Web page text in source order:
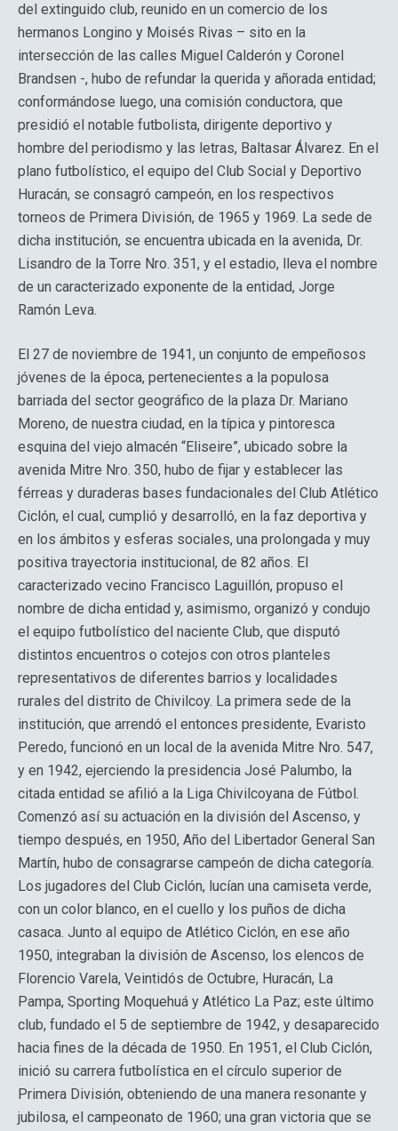
del extinguido club, reunido en un comercio de los
hermanos Longino y Moisés Rivas – sito en la
intersección de las calles Miguel Calderón y Coronel
Brandsen -, hubo de refundar la querida y añorada entidad;
conformándose luego, una comisión conductora, que
presidió el notable futbolista, dirigente deportivo y
hombre del periodismo y las letras, Baltasar Álvarez. En el
plano futbolístico, el equipo del Club Social y Deportivo
Huracán, se consagró campeón, en los respectivos
torneos de Primera División, de 1965 y 1969. La sede de
dicha institución, se encuentra ubicada en la avenida, Dr.
Lisandro de la Torre Nro. 351, y el estadio, lleva el nombre
de un caracterizado exponente de la entidad, Jorge
Ramón Leva.
El 27 de noviembre de 1941, un conjunto de empeñosos
jóvenes de la época, pertenecientes a la populosa
barriada del sector geográfico de la plaza Dr. Mariano
Moreno, de nuestra ciudad, en la típica y pintoresca
esquina del viejo almacén “Eliseire”, ubicado sobre la
avenida Mitre Nro. 350, hubo de fijar y establecer las
férreas y duraderas bases fundacionales del Club Atlético
Ciclón, el cual, cumplió y desarrolló, en la faz deportiva y
en los ámbitos y esferas sociales, una prolongada y muy
positiva trayectoria institucional, de 82 años. El
caracterizado vecino Francisco Laguillón, propuso el
nombre de dicha entidad y, asimismo, organizó y condujo
el equipo futbolístico del naciente Club, que disputó
distintos encuentros o cotejos con otros planteles
representativos de diferentes barrios y localidades
rurales del distrito de Chivilcoy. La primera sede de la
institución, que arrendó el entonces presidente, Evaristo
Peredo, funcionó en un local de la avenida Mitre Nro. 547,
y en 1942, ejerciendo la presidencia José Palumbo, la
citada entidad se afilió a la Liga Chivilcoyana de Fútbol.
Comenzó así su actuación en la división del Ascenso, y
tiempo después, en 1950, Año del Libertador General San
Martín, hubo de consagrarse campeón de dicha categoría.
Los jugadores del Club Ciclón, lucían una camiseta verde,
con un color blanco, en el cuello y los puños de dicha
casaca. Junto al equipo de Atlético Ciclón, en ese año
1950, integraban la división de Ascenso, los elencos de
Florencio Varela, Veintidós de Octubre, Huracán, La
Pampa, Sporting Moquehuá y Atlético La Paz; este último
club, fundado el 5 de septiembre de 1942, y desaparecido
hacia fines de la década de 1950. En 1951, el Club Ciclón,
inició su carrera futbolística en el círculo superior de
Primera División, obteniendo de una manera resonante y
jubilosa, el campeonato de 1960; una gran victoria que se